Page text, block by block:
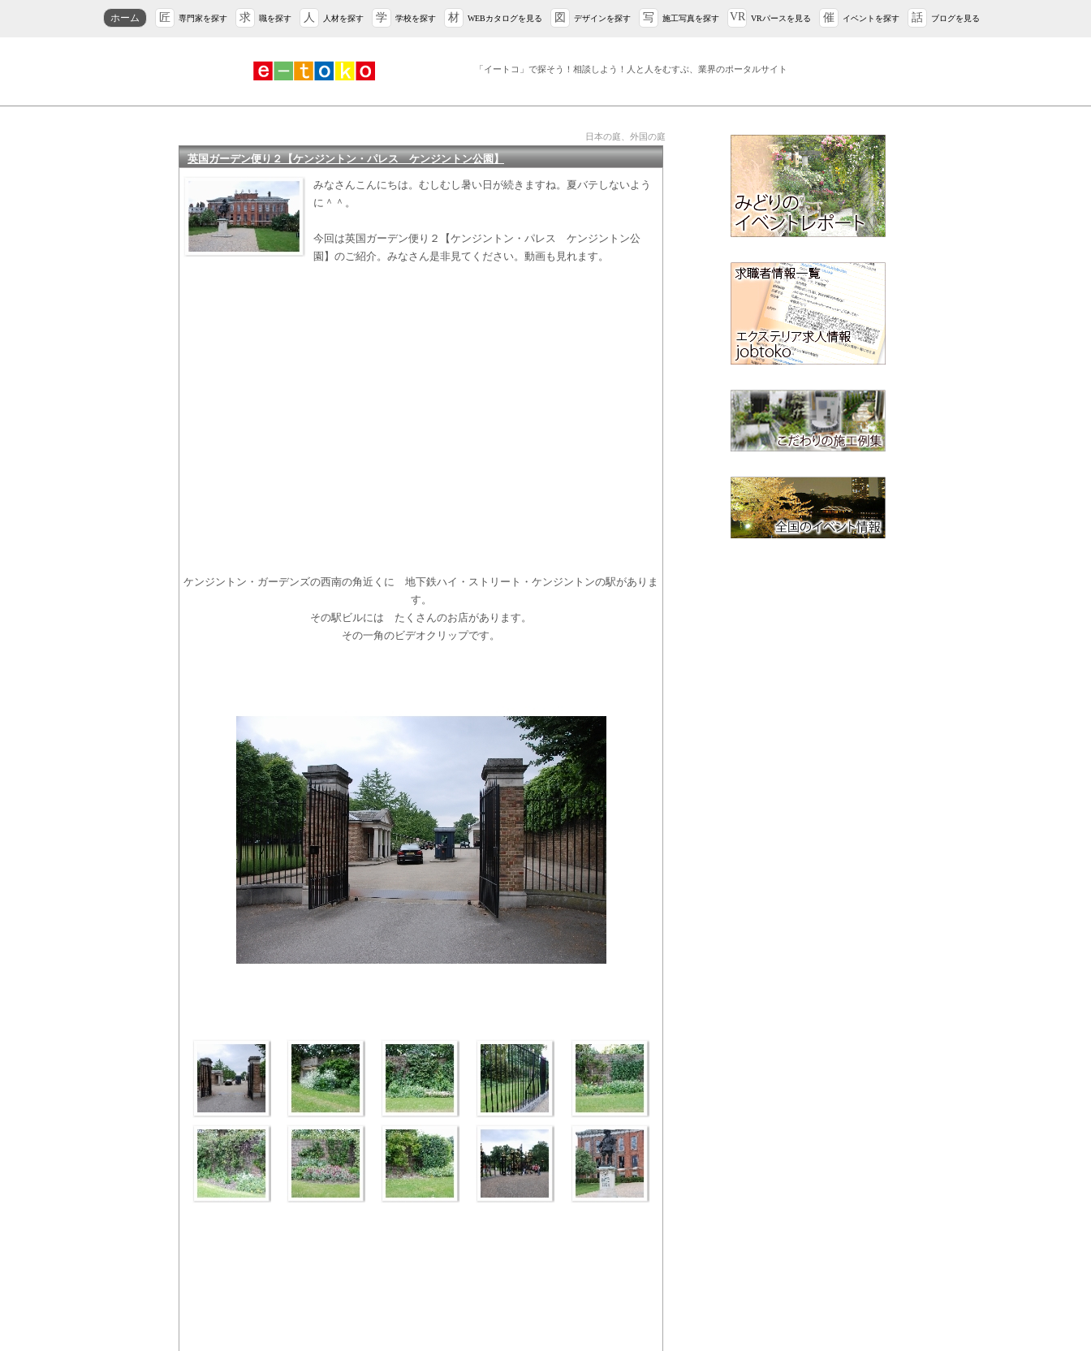
ホーム 匠 専門家を探す 求 職を探す 人 人材を探す 学 学校を探す 材 WEBカタログを見る 図 デザインを探す 写 施工写真を探す VR VRパースを見る 催 イベントを探す 話 ブログを見る
「イートコ」で探そう！相談しよう！人と人をむすぶ、業界のポータルサイト
日本の庭、外国の庭
英国ガーデン便り２【ケンジントン・パレス ケンジントン公園】
みなさんこんにちは。むしむし暑い日が続きますね。夏バテしないよう
に＾＾。
今回は英国ガーデン便り２【ケンジントン・パレス ケンジントン公
園】のご紹介。みなさん是非見てください。動画も見れます。
ケンジントン・ガーデンズの西南の角近くに 地下鉄ハイ・ストリート・ケンジントンの駅がありま
す。
その駅ビルには たくさんのお店があります。
その一角のビデオクリップです。